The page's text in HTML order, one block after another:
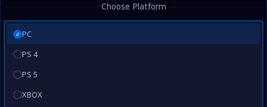
Choose Platform
✓ PC
PS 4
PS 5
XBOX